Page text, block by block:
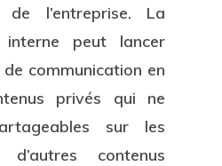
de l’entreprise. La
interne peut lancer
communication en
privés qui ne
sur les
contenus